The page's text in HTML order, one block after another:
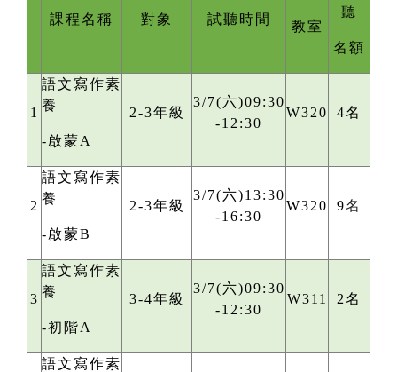
課程名稱 對象 試聽時間 教室
聽
名額
1
語文寫作素
養
-啟蒙A
2-3年級
3/7(六)09:30
-12:30
W320 4名
2
語文寫作素
養
-啟蒙B
2-3年級
3/7(六)13:30
-16:30
W320 9名
3
語文寫作素
養
-初階A
3-4年級
3/7(六)09:30
-12:30
W311 2名
語文寫作素